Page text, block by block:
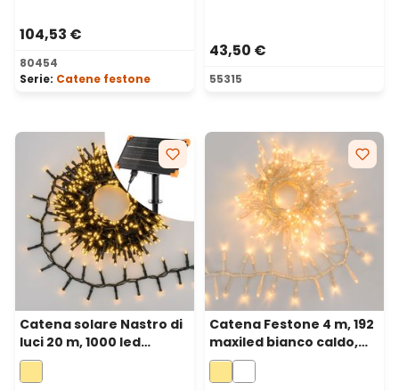
104,53 €
80454
Serie: Catene festone
43,50 €
55315
Catena solare Nastro di
luci 20 m, 1000 led
bianco caldo, Power
Bank con ricarica USB
Catena Festone 4 m, 192
maxiled bianco caldo,
cavo trasparente,
prolungabile